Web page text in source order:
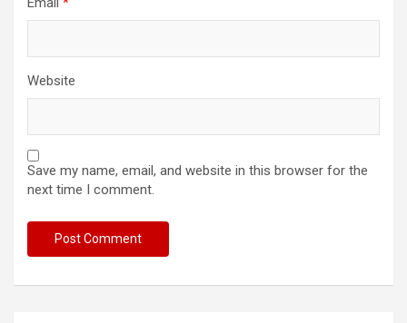
Website
Save my name, email, and website in this browser for the
next time I comment.